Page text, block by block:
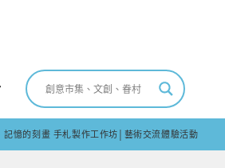
記憶的刻畫 手札製作工作坊│藝術交流體驗活動